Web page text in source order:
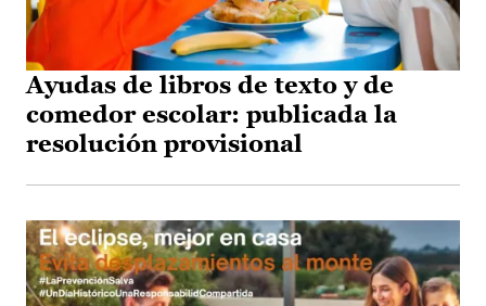
Ayudas de libros de texto y de
comedor escolar: publicada la
resolución provisional